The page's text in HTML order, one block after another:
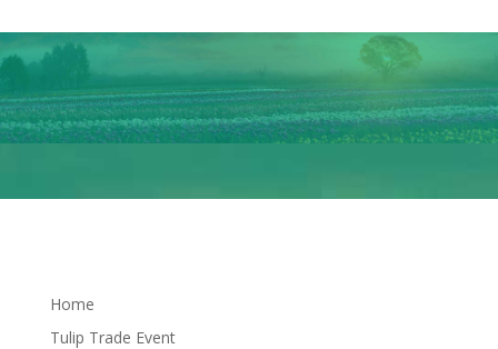
Home
Tulip Trade Event